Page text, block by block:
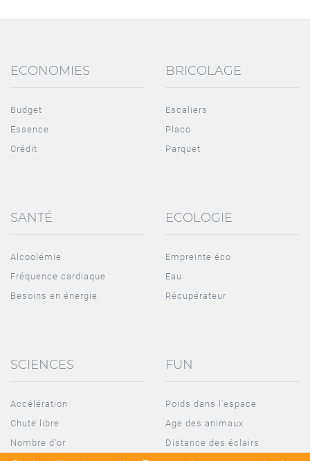
ECONOMIES
Budget
Essence
Crédit
BRICOLAGE
Escaliers
Placo
Parquet
SANTÉ
Alcoolémie
Fréquence cardiaque
Besoins en énergie
ECOLOGIE
Empreinte éco
Eau
Récupérateur
SCIENCES
Accélération
Chute libre
Nombre d'or
FUN
Poids dans l'espace
Age des animaux
Distance des éclairs